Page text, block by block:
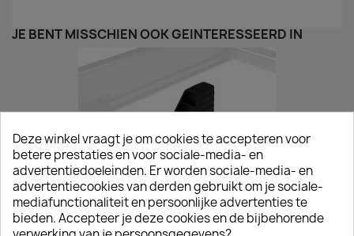
JE BENT MISSCHIEN OOK GEÏNTERESSEERD IN
Deze winkel vraagt je om cookies te accepteren voor
betere prestaties en voor sociale-media- en
advertentiedoeleinden. Er worden sociale-media- en
advertentiecookies van derden gebruikt om je sociale-
mediafunctionaliteit en persoonlijke advertenties te
bieden. Accepteer je deze cookies en de bijbehorende